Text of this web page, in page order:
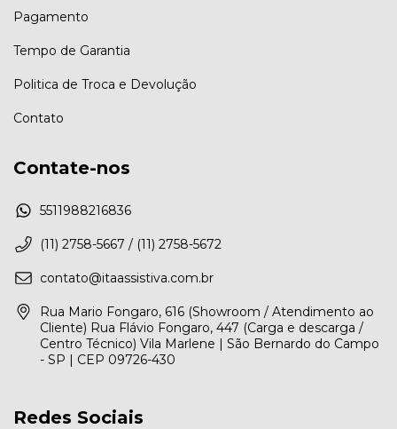
Pagamento
Tempo de Garantia
Politica de Troca e Devolução
Contato
Contate-nos
5511988216836
(11) 2758-5667 / (11) 2758-5672
contato@itaassistiva.com.br
Rua Mario Fongaro, 616 (Showroom / Atendimento ao
Cliente) Rua Flávio Fongaro, 447 (Carga e descarga /
Centro Técnico) Vila Marlene | São Bernardo do Campo
- SP | CEP 09726-430
Redes Sociais